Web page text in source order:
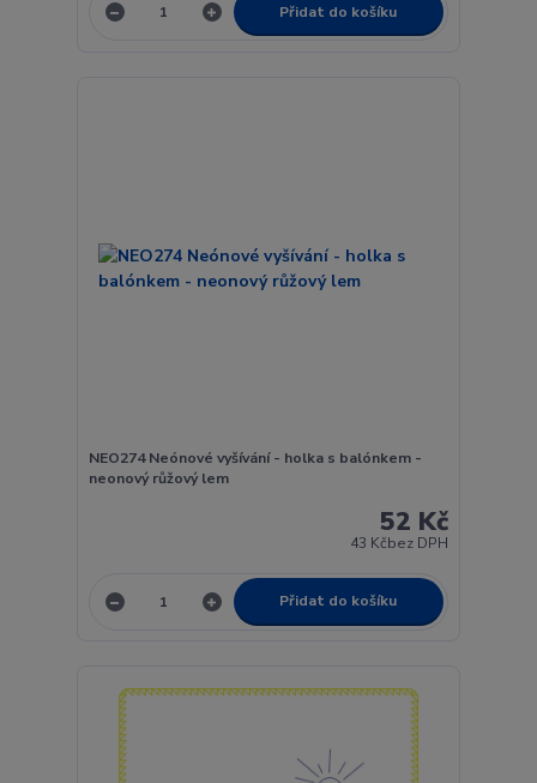
Přidat do košíku
NEO274 Neónové vyšívání - holka s balónkem -
neonový růžový lem
52 Kč
43 Kčbez DPH
Přidat do košíku